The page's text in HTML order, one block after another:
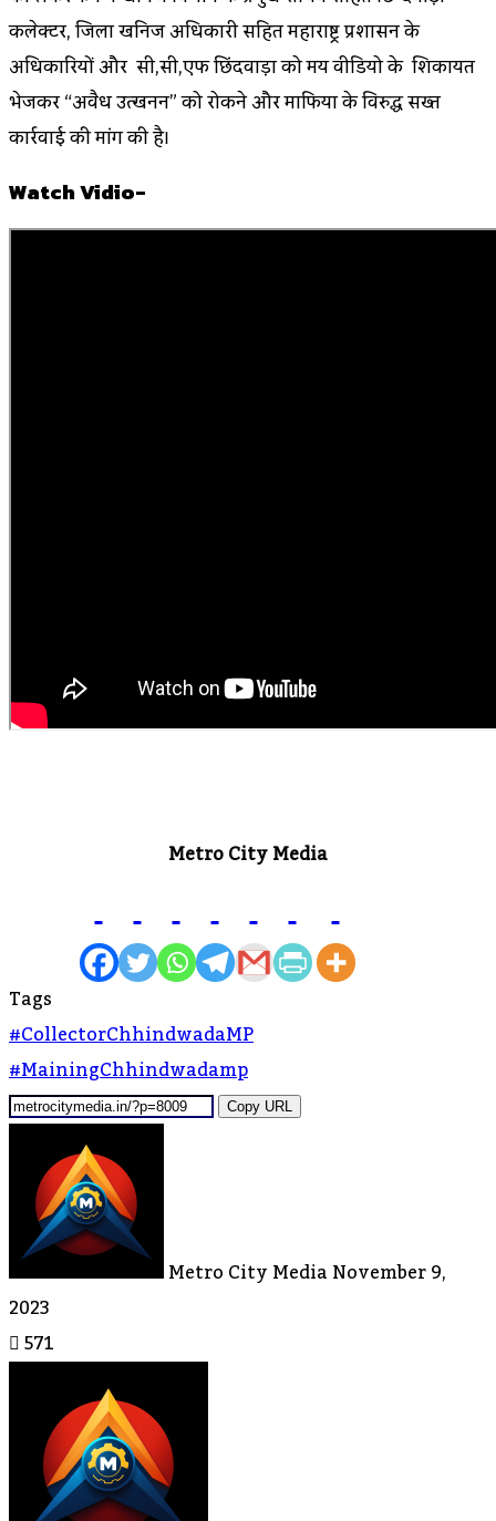
कलेक्टर, जिला खनिज अधिकारी सहित महाराष्ट्र प्रशासन के
अधिकारियों और सी,सी,एफ छिंदवाड़ा को मय वीडियो के शिकायत
भेजकर “अवैध उत्खनन” को रोकने और माफिया के विरुद्ध सख्त
कार्रवाई की मांग की है।
Watch Vidio-
Metro City Media
Tags
#CollectorChhindwadaMP
#MainingChhindwadamp
Copy URL
Metro City MediaNovember 9,
2023
571